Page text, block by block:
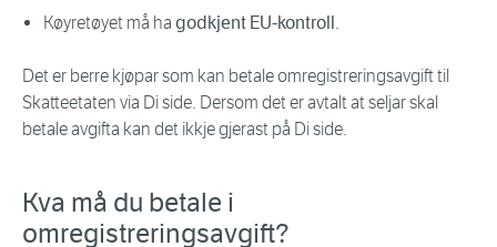
Køyretøyet må ha godkjent EU-kontroll .
Det er berre kjøpar som kan betale omregistreringsavgift til
Skatteetaten via Di side. Dersom det er avtalt at seljar skal
betale avgifta kan det ikkje gjerast på Di side.
Kva må du betale i
omregistreringsavgift?